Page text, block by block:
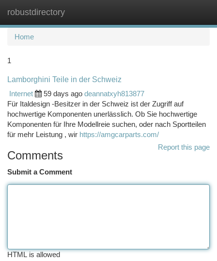
robustdirectory
Home
1
Lamborghini Teile in der Schweiz
Internet
59 days ago deannatxyh813877
Für Italdesign -Besitzer in der Schweiz ist der Zugriff auf
hochwertige Komponenten unerlässlich. Ob Sie hochwertige
Komponenten für Ihre Modellreie suchen, oder nach Sportteilen
für mehr Leistung , wir https://amgcarparts.com/
Report this page
Comments
Submit a Comment
HTML is allowed